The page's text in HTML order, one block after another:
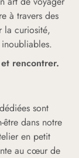
à travers des
la curiosité,
inoubliables.
rencontrer.
sont
être dans notre
en petit
au cœur de